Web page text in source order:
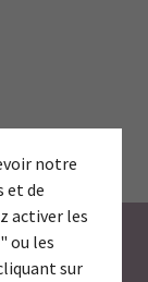
notre
et de
activer les
ou les
sur